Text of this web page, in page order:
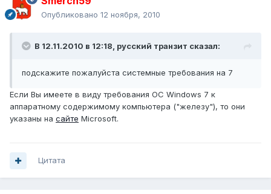
Опубликовано 12 ноября, 2010
В 12.11.2010 в 12:18, русский транзит сказал:
подскажите пожалуйста системные требования на 7
Если Вы имеете в виду требования ОС Windows 7 к
аппаратному содержимому компьютера ("железу"), то они
указаны на сайте Microsoft.
Цитата